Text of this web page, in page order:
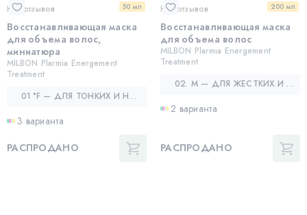
50 мл
Нет отзывов
Восстанавливающая маска
для объема волос,
миниатюра
MILBON Plarmia Energement
Treatment
01 °F — ДЛЯ ТОНКИХ И НОРМАЛЬНЫХ ВОЛОС, СКЛОННЫХ К СУХОСТИ, ПУШИСТЫХ.
3 варианта
РАСПРОДАНО
200 мл
Нет отзывов
Восстанавливающая маска
для объема волос
MILBON Plarmia Energement
Treatment
02. M — ДЛЯ ЖЕСТКИХ И НЕПОСЛУШНЫХ ВОЛОС
2 варианта
РАСПРОДАНО